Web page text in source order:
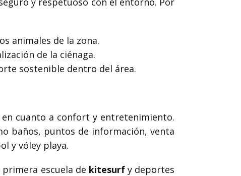
animales de la zona.
de la ciénaga.
sostenible dentro del área.
cuanto a confort y entretenimiento.
baños, puntos de información, venta
y vóley playa.
escuela de kitesurfy deportes